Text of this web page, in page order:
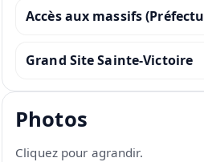
Accès aux massifs
Grand Site Sainte-Victoire
Photos
Cliquez pour agrandir.